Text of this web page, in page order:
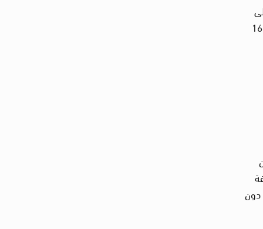
جرائم التعذيب الجسدي والنفسي التي ارتكبت بحق المتهمين في القضية، فبتحليل الأوراق وجدنا تعرض 14 متهم من أصل 16
قانون
دون